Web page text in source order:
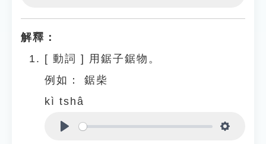
解釋：
[ 動詞 ] 用鋸子鋸物。
例如：
鋸柴
kì tshâ